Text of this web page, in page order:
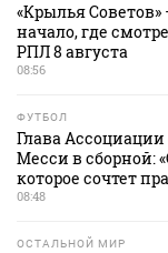
«Крылья Советов»
начало, где
РПЛ 8 августа
08:56
ФУТБОЛ
Глава
Месси в сборной:
которое сочтет
08:48
ОСТАЛЬНОЙ МИР